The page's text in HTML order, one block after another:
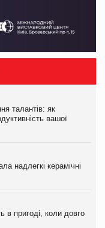
талантів: як
вашої
надлегкі керамічні
в пригоді, коли довго